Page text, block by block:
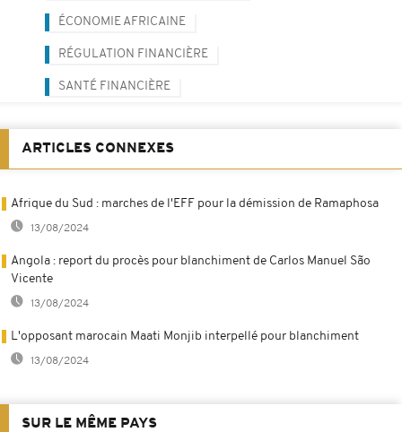
ÉCONOMIE AFRICAINE
RÉGULATION FINANCIÈRE
SANTÉ FINANCIÈRE
ARTICLES CONNEXES
Afrique du Sud : marches de l'EFF pour la démission de Ramaphosa
13/08/2024
Angola : report du procès pour blanchiment de Carlos Manuel São
Vicente
13/08/2024
L'opposant marocain Maati Monjib interpellé pour blanchiment
13/08/2024
SUR LE MÊME PAYS